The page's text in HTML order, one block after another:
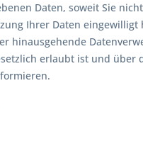
Daten, soweit Sie
Ihrer Daten eingewilligt
hinausgehende
erlaubt ist und über